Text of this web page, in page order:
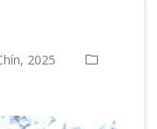
2025